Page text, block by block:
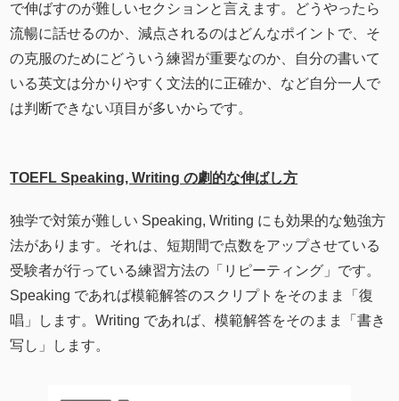
で伸ばすのが難しいセクションと言えます。どうやったら
流暢に話せるのか、減点されるのはどんなポイントで、そ
の克服のためにどういう練習が重要なのか、自分の書いて
いる英文は分かりやすく文法的に正確か、など自分一人で
は判断できない項目が多いからです。
TOEFL Speaking, Writing の劇的な伸ばし方
独学で対策が難しい Speaking, Writing にも効果的な勉強方
法があります。それは、短期間で点数をアップさせている
受験者が行っている練習方法の「リピーティング」です。
Speaking であれば模範解答のスクリプトをそのまま「復
唱」します。Writing であれば、模範解答をそのまま「書き
写し」します。